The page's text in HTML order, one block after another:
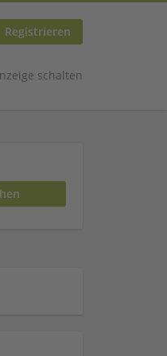
Registrieren
schalten